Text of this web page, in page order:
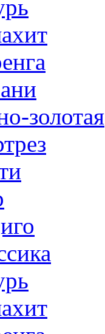
золотая